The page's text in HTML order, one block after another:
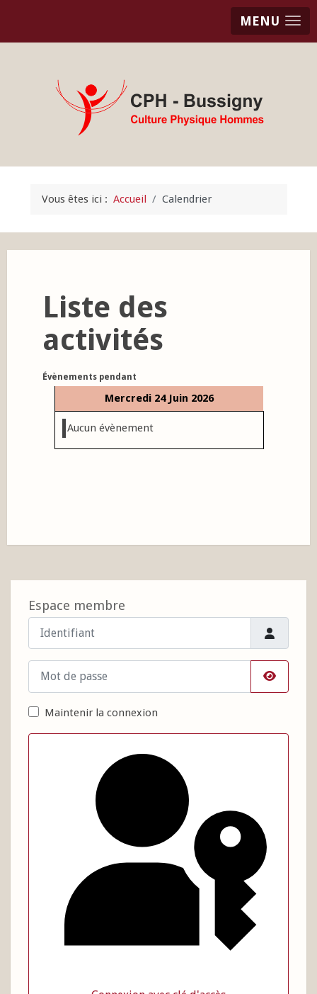
MENU
Vous êtes ici : Accueil Calendrier
Espace membre
Afficher
Maintenir la connexion
Liste des
activités
Évènements pendant
Mercredi 24 Juin 2026
Aucun évènement